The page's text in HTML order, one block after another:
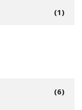
(1)
(6)